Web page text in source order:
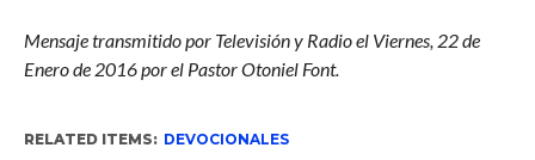
Mensaje transmitido por Televisión y Radio el Viernes, 22 de
Enero de 2016 por el Pastor Otoniel Font.
RELATED ITEMS: DEVOCIONALES